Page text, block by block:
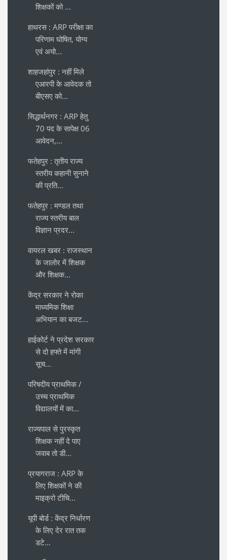
शिक्षकों को ...
हाथरस : ARP परीक्षा का
परिणाम घोषित, योग्य
एवं अयो...
शाहजहांपुर : नहीं मिले
एआरपी के आवेदक तो
बीएसए को...
सिद्धार्थनगर : ARP हेतु
70 पद के सापेक्ष 06
आवेदन,...
फतेहपुर : तृतीय राज्य
स्तरीय कहानी सुनाने
की प्रति...
फतेहपुर : मण्डल तथा
राज्य स्तरीय बाल
विज्ञान प्रदर...
वायरल खबर : राजस्थान
के जालोर में शिक्षक
और शिक्षक...
केंद्र सरकार ने रोका
माध्यमिक शिक्षा
अभियान का बजट...
हाईकोर्ट ने प्रदेश सरकार
से दो हफ्ते में मांगी
सूच...
परिषदीय प्राथमिक /
उच्च प्राथमिक
विद्यालयों में का...
राज्यपाल से पुरस्कृत
शिक्षक नहीं दे पाए
जवाब तो डी...
प्रयागराज : ARP के
लिए शिक्षकों ने की
माइक्रो टीचि...
यूपी बोर्ड : केंद्र निर्धारण
के लिए देर रात तक
डटे...